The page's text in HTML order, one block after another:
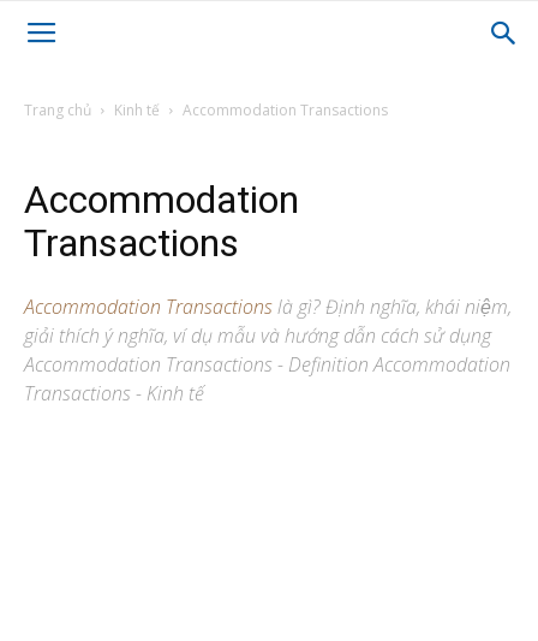
Trang chủ Kinh tế Accommodation Transactions
Accommodation
Transactions
Accommodation Transactionslà gì? Định nghĩa, khái niệm,
giải thích ý nghĩa, ví dụ mẫu và hướng dẫn cách sử dụng
Accommodation Transactions - Definition Accommodation
Transactions - Kinh tế